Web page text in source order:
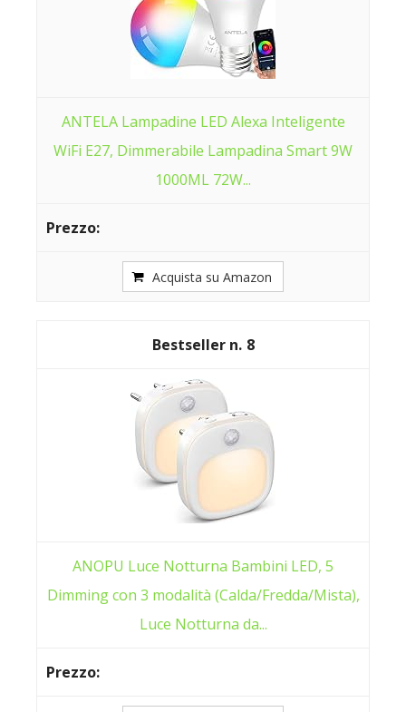
ANTELA Lampadine LED Alexa Inteligente
WiFi E27, Dimmerabile Lampadina Smart 9W
1000ML 72W...
Acquista su Amazon
8
ANOPU Luce Notturna Bambini LED, 5
Dimming con 3 modalità (Calda/Fredda/Mista),
Luce Notturna da...